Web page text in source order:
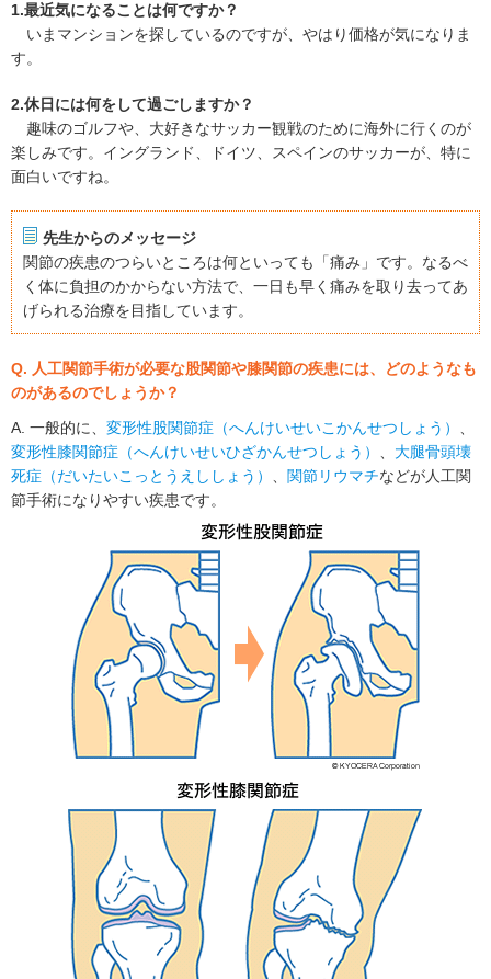
1.最近気になることは何ですか？
いまマンションを探しているのですが、やはり価格が気になりま
す。
2.休日には何をして過ごしますか？
趣味のゴルフや、大好きなサッカー観戦のために海外に行くのが
楽しみです。イングランド、ドイツ、スペインのサッカーが、特に
面白いですね。
先生からのメッセージ
関節の疾患のつらいところは何といっても「痛み」です。なるべ
く体に負担のかからない方法で、一日も早く痛みを取り去ってあ
げられる治療を目指しています。
Q. 人工関節手術が必要な股関節や膝関節の疾患には、どのようなも
のがあるのでしょうか？
A. 一般的に、 変形性股関節症（へんけいせいこかんせつしょう）
変形性膝関節症（へんけいせいひざかんせつしょう）
大腿骨頭壊
死症（だいたいこっとうえししょう）
関節リウマチなどが人工関
節手術になりやすい疾患です。